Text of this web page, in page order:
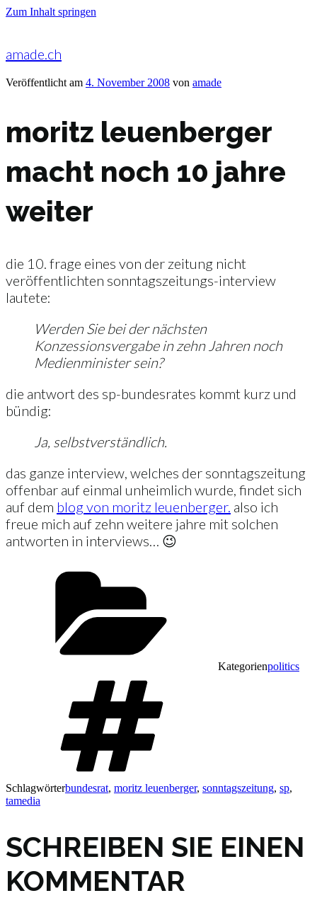
Zum Inhalt springen
amade.ch
Veröffentlicht am 4. November 2008 von amade
moritz leuenberger
macht noch 10 jahre
weiter
die 10. frage eines von der zeitung nicht
veröffentlichten sonntagszeitungs-interview
lautete:
Werden Sie bei der nächsten
Konzessionsvergabe in zehn Jahren noch
Medienminister sein?
die antwort des sp-bundesrates kommt kurz und
bündig:
Ja, selbstverständlich.
das ganze interview, welches der sonntagszeitung
offenbar auf einmal unheimlich wurde, findet sich
auf dem blog von moritz leuenberger. also ich
freue mich auf zehn weitere jahre mit solchen
antworten in interviews… 😉
Kategorienpolitics
Schlagwörterbundesrat, moritz leuenberger, sonntagszeitung, sp,
tamedia
SCHREIBEN SIE EINEN
KOMMENTAR